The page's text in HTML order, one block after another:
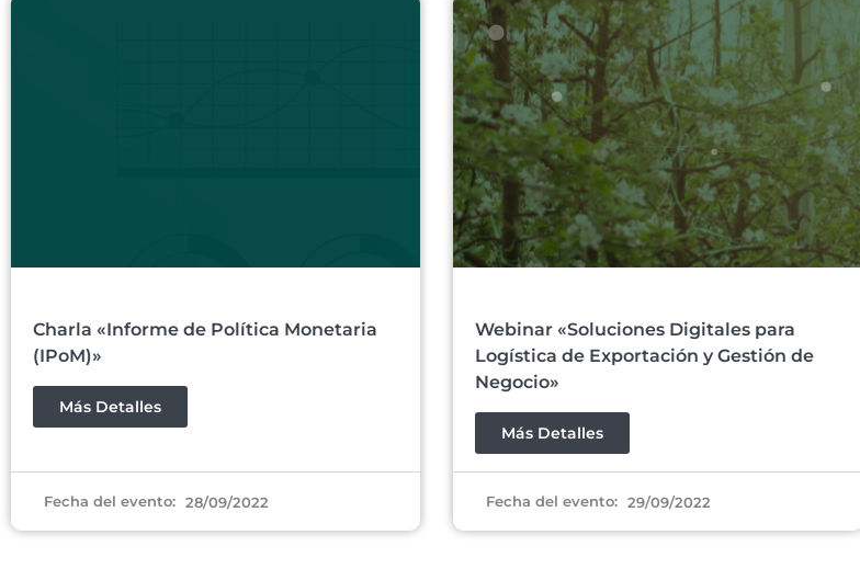
Charla «Informe de Política Monetaria
(IPoM)»
Más Detalles
Fecha del evento: 28/09/2022
Webinar «Soluciones Digitales para
Logística de Exportación y Gestión de
Negocio»
Más Detalles
Fecha del evento: 29/09/2022